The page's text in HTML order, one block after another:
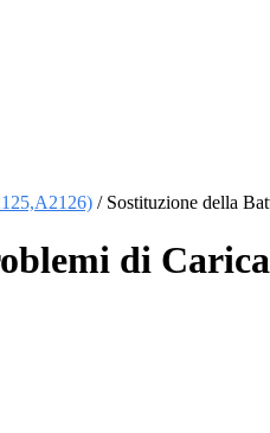
/ Sostituzione della
di Carica